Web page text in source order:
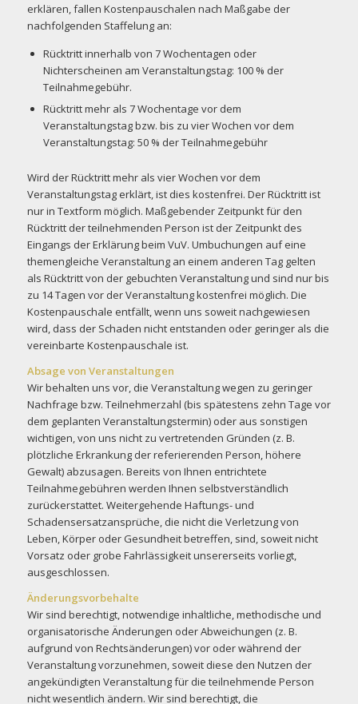
erklären, fallen Kostenpauschalen nach Maßgabe der
nachfolgenden Staffelung an:
Rücktritt innerhalb von 7 Wochentagen oder
Nichterscheinen am Veranstaltungstag: 100 % der
Teilnahmegebühr.
Rücktritt mehr als 7 Wochentage vor dem
Veranstaltungstag bzw. bis zu vier Wochen vor dem
Veranstaltungstag: 50 % der Teilnahmegebühr
Wird der Rücktritt mehr als vier Wochen vor dem
Veranstaltungstag erklärt, ist dies kostenfrei. Der Rücktritt ist
nur in Textform möglich. Maßgebender Zeitpunkt für den
Rücktritt der teilnehmenden Person ist der Zeitpunkt des
Eingangs der Erklärung beim VuV. Umbuchungen auf eine
themengleiche Veranstaltung an einem anderen Tag gelten
als Rücktritt von der gebuchten Veranstaltung und sind nur bis
zu 14 Tagen vor der Veranstaltung kostenfrei möglich. Die
Kostenpauschale entfällt, wenn uns soweit nachgewiesen
wird, dass der Schaden nicht entstanden oder geringer als die
vereinbarte Kostenpauschale ist.
Absage von Veranstaltungen
Wir behalten uns vor, die Veranstaltung wegen zu geringer
Nachfrage bzw. Teilnehmerzahl (bis spätestens zehn Tage vor
dem geplanten Veranstaltungstermin) oder aus sonstigen
wichtigen, von uns nicht zu vertretenden Gründen (z. B.
plötzliche Erkrankung der referierenden Person, höhere
Gewalt) abzusagen. Bereits von Ihnen entrichtete
Teilnahmegebühren werden Ihnen selbstverständlich
zurückerstattet. Weitergehende Haftungs- und
Schadensersatzansprüche, die nicht die Verletzung von
Leben, Körper oder Gesundheit betreffen, sind, soweit nicht
Vorsatz oder grobe Fahrlässigkeit unsererseits vorliegt,
ausgeschlossen.
Änderungsvorbehalte
Wir sind berechtigt, notwendige inhaltliche, methodische und
organisatorische Änderungen oder Abweichungen (z. B.
aufgrund von Rechtsänderungen) vor oder während der
Veranstaltung vorzunehmen, soweit diese den Nutzen der
angekündigten Veranstaltung für die teilnehmende Person
nicht wesentlich ändern. Wir sind berechtigt, die